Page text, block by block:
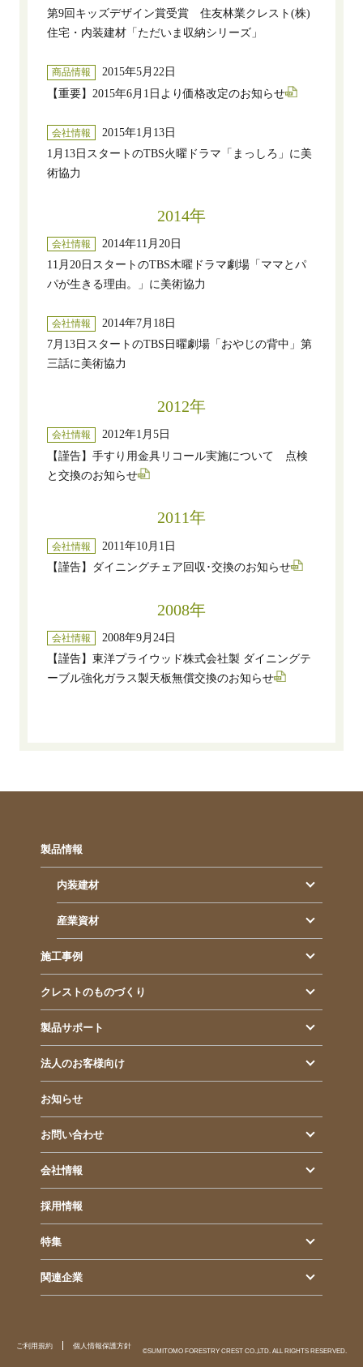
第9回キッズデザイン賞受賞 住友林業クレスト(株)
住宅・内装建材「ただいま収納シリーズ」
商品情報
2015年5月22日
【重要】2015年6月1日より価格改定のお知らせ
会社情報
2015年1月13日
1月13日スタートのTBS火曜ドラマ「まっしろ」に美
術協力
2014年
会社情報
2014年11月20日
11月20日スタートのTBS木曜ドラマ劇場「ママとパ
パが生きる理由。」に美術協力
会社情報
2014年7月18日
7月13日スタートのTBS日曜劇場「おやじの背中」第
三話に美術協力
2012年
会社情報
2012年1月5日
【謹告】手すり用金具リコール実施について 点検
と交換のお知らせ
2011年
会社情報
2011年10月1日
【謹告】ダイニングチェア回収･交換のお知らせ
2008年
会社情報
2008年9月24日
【謹告】東洋プライウッド株式会社製 ダイニングテ
ーブル強化ガラス製天板無償交換のお知らせ
製品情報
内装建材
産業資材
施工事例
クレストのものづくり
製品サポート
法人のお客様向け
お知らせ
お問い合わせ
会社情報
採用情報
特集
関連企業
ご利用規約 個人情報保護方針
©SUMITOMO FORESTRY CREST CO.,LTD. ALL RIGHTS RESERVED.